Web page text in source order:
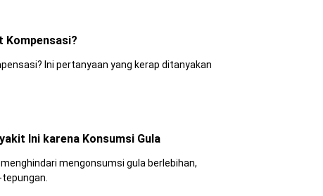
Kompensasi?
Ini pertanyaan yang kerap ditanyakan
Ini karena Konsumsi Gula
mengonsumsi gula berlebihan,